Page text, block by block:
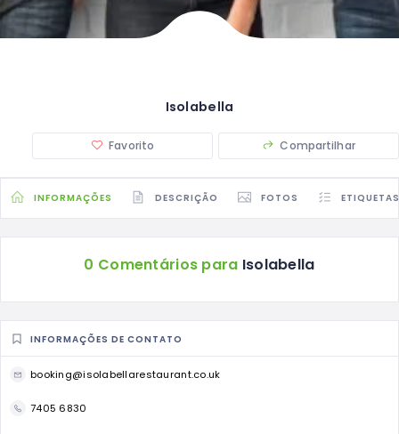
Isolabella
Favorito Compartilhar
INFORMAÇÕES DESCRIÇÃO FOTOS ETIQUETAS
0 Comentários para Isolabella
INFORMAÇÕES DE CONTATO
booking@isolabellarestaurant.co.uk
7405 6830